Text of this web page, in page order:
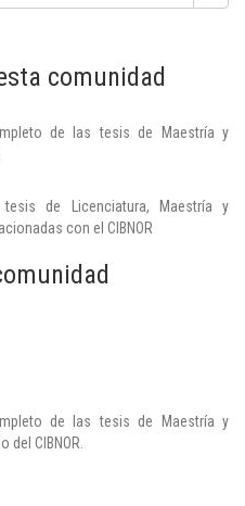
comunidad
de las tesis de Maestría y
de Licenciatura, Maestría y
con el CIBNOR
de las tesis de Maestría y
CIBNOR.